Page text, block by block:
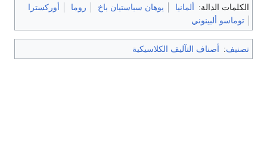
الكلمات الدالة: ألمانيا يوهان سباستيان باخ روما
أوركسترا
توماسو ألبينوني
تصنيف: أصناف التآليف الكلاسيكية